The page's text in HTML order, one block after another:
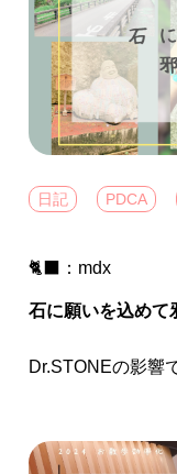
日記 PDCA
🐈‍⬛： mdx
石に願いを込めて
Dr.STONEの影響